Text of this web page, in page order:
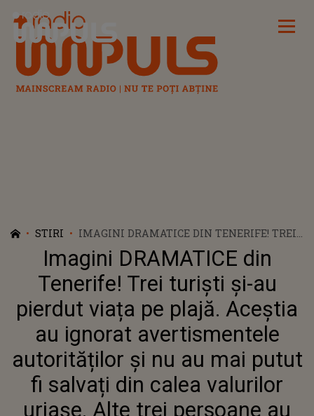
Radio Impuls
STIRI
IMAGINI DRAMATICE DIN TENERIFE! TREI
TURIȘTI ȘI-AU PIERDUT VIAȚA PE PLAJĂ.
ACEȘTIA AU IGNORAT AVERTISMENTELE
AUTORITĂȚILOR ȘI NU AU MAI PUTUT FI
SALVAȚI DIN CALEA VALURILOR URIAȘE.
ALTE TREI PERSOANE AU FOST GRAV
Imagini DRAMATICE din
Tenerife! Trei turiști și-au
pierdut viața pe plajă. Aceștia
au ignorat avertismentele
autorităților și nu au mai putut
fi salvați din calea valurilor
uriașe. Alte trei persoane au